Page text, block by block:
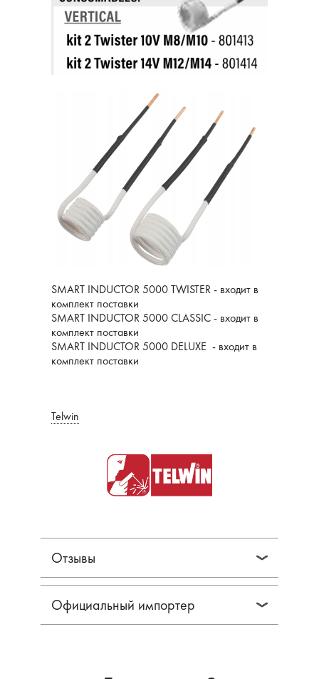
SMART INDUCTOR 5000 TWISTER - входит в
комплект поставки
SMART INDUCTOR 5000 CLASSIC - входит в
комплект поставки
SMART INDUCTOR 5000 DELUXE - входит в
комплект поставки
Telwin
Отзывы
Официальный импортер